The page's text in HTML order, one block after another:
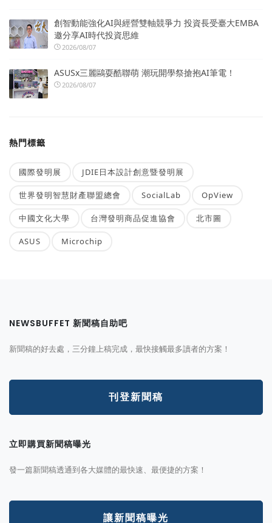
創智動能強化AI與經營雙軸競爭力 投資長受臺大EMBA
邀分享AI時代投資思維
2026/08/07
ASUSx三麗鷗耍酷聯萌 潮玩開學祭搶抱AI筆電！
2026/08/07
熱門標籤
國際發明展 JDIE日本設計創意暨發明展
世界發明智慧財產聯盟總會 SocialLab OpView
中國文化大學 台灣發明商品促進協會 北市圖
ASUS Microchip
NEWSBUFFET 新聞稿自助吧
新聞稿的好去處，三分鐘上稿完成，最快接觸最多讀者的方案！
刊登新聞稿
立即購買新聞稿曝光
發一篇新聞稿透通到各大媒體的最快速、最便捷的方案！
讓新聞稿曝光